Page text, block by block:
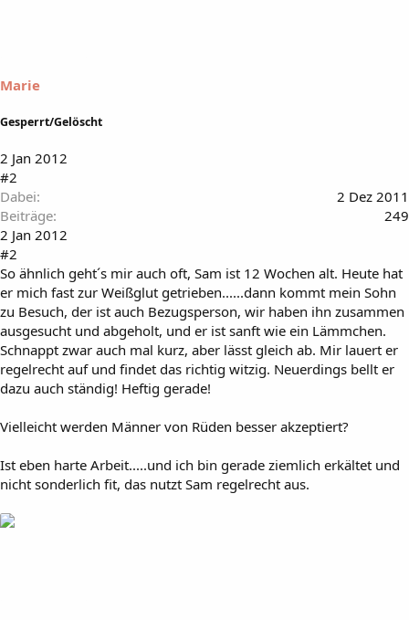
Marie
Gesperrt/Gelöscht
2 Jan 2012
#2
Dabei
2 Dez 2011
Beiträge
249
2 Jan 2012
#2
So ähnlich geht´s mir auch oft, Sam ist 12 Wochen alt. Heute hat
er mich fast zur Weißglut getrieben......dann kommt mein Sohn
zu Besuch, der ist auch Bezugsperson, wir haben ihn zusammen
ausgesucht und abgeholt, und er ist sanft wie ein Lämmchen.
Schnappt zwar auch mal kurz, aber lässt gleich ab. Mir lauert er
regelrecht auf und findet das richtig witzig. Neuerdings bellt er
dazu auch ständig! Heftig gerade!
Vielleicht werden Männer von Rüden besser akzeptiert?
Ist eben harte Arbeit.....und ich bin gerade ziemlich erkältet und
nicht sonderlich fit, das nutzt Sam regelrecht aus.